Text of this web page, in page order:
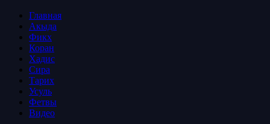
Главная
Акыда
Фикх
Коран
Хадис
Сира
Тарих
Усуль
Фетвы
Видео